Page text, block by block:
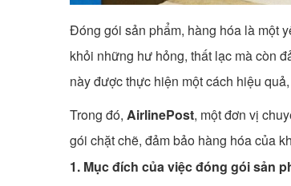
Đóng gói sản phẩm, hàng hóa là một
khỏi những hư hỏng, thất lạc mà còn
này được thực hiện một cách hiệu
Trong đó, AirlinePost, một đơn vị
gói chặt chẽ, đảm bảo hàng hóa của
1. Mục đích của việc đóng gói sản